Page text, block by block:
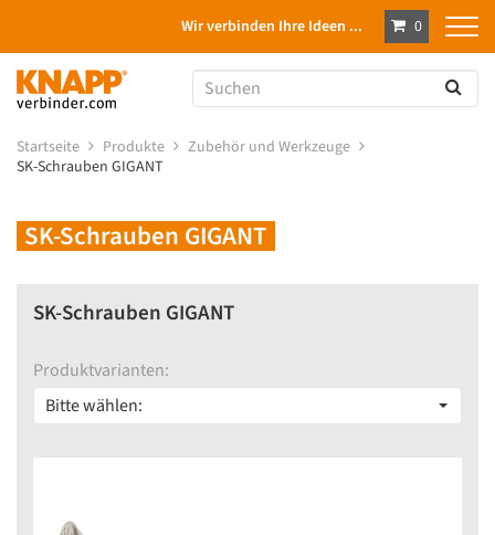
Wir verbinden Ihre Ideen ... 0
Startseite Produkte
Zubehör und Werkzeuge
SK-Schrauben GIGANT
SK-Schrauben GIGANT
SK-Schrauben GIGANT
Produktvarianten:
Bitte wählen: